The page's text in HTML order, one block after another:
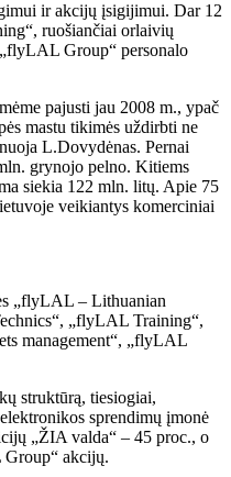
ir akcijų įsigijimui. Dar 12
ruošiančiai orlaivių
Group“ personalo
pajusti jau 2008 m., ypač
mastu tikimės uždirbti ne
L.Dovydėnas. Pernai
grynojo pelno. Kitiems
siekia 122 mln. litų. Apie 75
veikiantys komerciniai
„flyLAL – Lithuanian
„flyLAL Training“,
management“, „flyLAL
struktūrą, tiesiogiai,
sprendimų įmonė
„ŽIA valda“ – 45 proc., o
akcijų.